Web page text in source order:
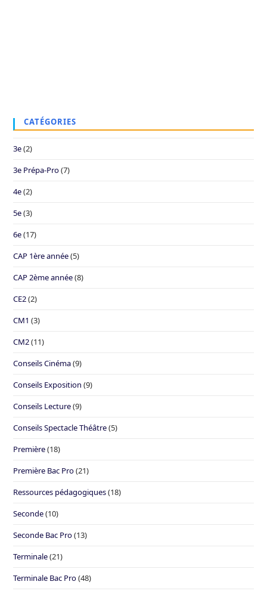
CATÉGORIES
3e(2)
3e Prépa-Pro(7)
4e(2)
5e(3)
6e(17)
CAP 1ère année(5)
CAP 2ème année(8)
CE2(2)
CM1 (3)
CM2(11)
Conseils Cinéma(9)
Conseils Exposition (9)
Conseils Lecture(9)
Conseils Spectacle Théâtre(5)
Première(18)
Première Bac Pro(21)
Ressources pédagogiques(18)
Seconde(10)
Seconde Bac Pro(13)
Terminale(21)
Terminale Bac Pro(48)